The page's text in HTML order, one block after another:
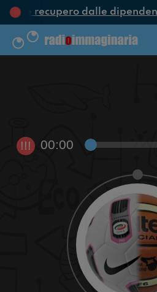
e recupero dalle
!!! 00:00